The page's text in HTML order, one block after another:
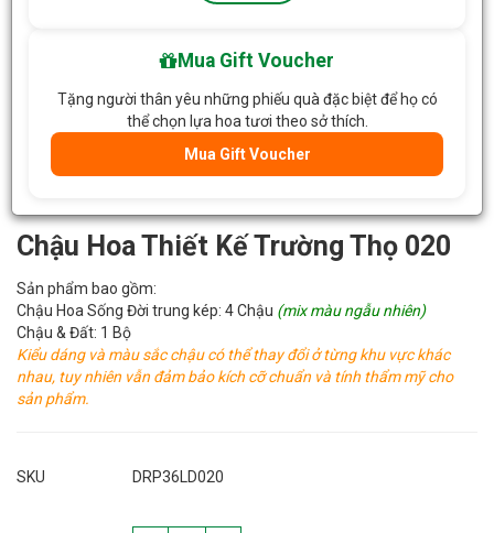
Chậu Hoa Thiết Kế Trường Thọ 020
Sản phẩm bao gồm:
Chậu Hoa Sống Đời trung kép: 4 Chậu (mix màu ngẫu nhiên)
Chậu & Đất: 1 Bộ
Kiểu dáng và màu sắc chậu có thể thay đổi ở từng khu vực khác
nhau, tuy nhiên vẫn đảm bảo kích cỡ chuẩn và tính thẩm mỹ cho
sản phẩm.
SKU DRP36LD020
Mua Gift Voucher
Tặng người thân yêu những phiếu quà đặc biệt để họ có
thể chọn lựa hoa tươi theo sở thích.
Mua Gift Voucher